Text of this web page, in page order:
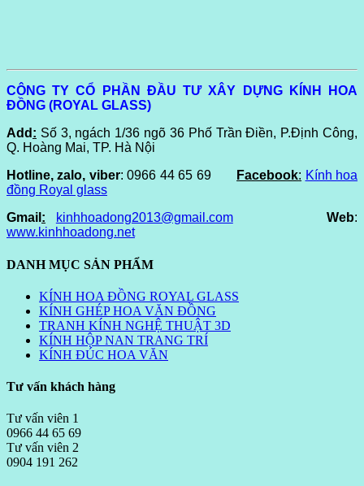
CÔNG TY CỔ PHẦN ĐẦU TƯ XÂY DỰNG KÍNH HOA
ĐỒNG (ROYAL GLASS)
Add : Số 3, ngách 1/36 ngõ 36 Phố Trần Điền, P.Định Công,
Q. Hoàng Mai, TP. Hà Nội
Hotline, zalo, viber: 0966 44 65 69 Facebook: Kính hoa
đồng Royal glass
Gmail : kinhhoadong2013@gmail.com Web:
www.kinhhoadong.net
DANH MỤC SẢN PHẨM
KÍNH HOA ĐỒNG ROYAL GLASS
KÍNH GHÉP HOA VĂN ĐỒNG
TRANH KÍNH NGHỆ THUẬT 3D
KÍNH HỘP NAN TRANG TRÍ
KÍNH ĐÚC HOA VĂN
Tư vấn khách hàng
Tư vấn viên 1
0966 44 65 69
Tư vấn viên 2
0904 191 262